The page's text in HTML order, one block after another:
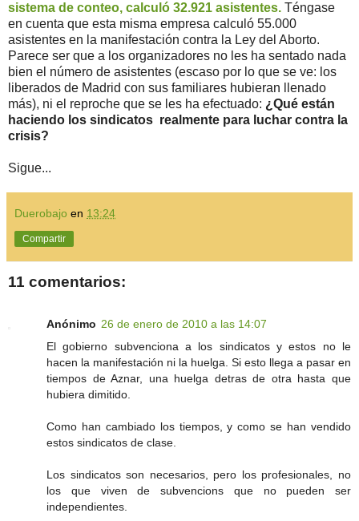
sistema de conteo, calculó 32.921 asistentes. Téngase
en cuenta que esta misma empresa calculó 55.000
asistentes en la manifestación contra la Ley del Aborto.
Parece ser que a los organizadores no les ha sentado nada
bien el número de asistentes (escaso por lo que se ve: los
liberados de Madrid con sus familiares hubieran llenado
más), ni el reproche que se les ha efectuado: ¿Qué están
haciendo los sindicatos realmente para luchar contra la
crisis?
Sigue...
Duerobajo en 13:24
Compartir
11 comentarios:
Anónimo 26 de enero de 2010 a las 14:07
El gobierno subvenciona a los sindicatos y estos no le
hacen la manifestación ni la huelga. Si esto llega a pasar en
tiempos de Aznar, una huelga detras de otra hasta que
hubiera dimitido.
Como han cambiado los tiempos, y como se han vendido
estos sindicatos de clase.
Los sindicatos son necesarios, pero los profesionales, no
los que viven de subvencions que no pueden ser
independientes.